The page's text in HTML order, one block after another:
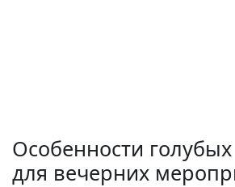
Особенности
для вечерних